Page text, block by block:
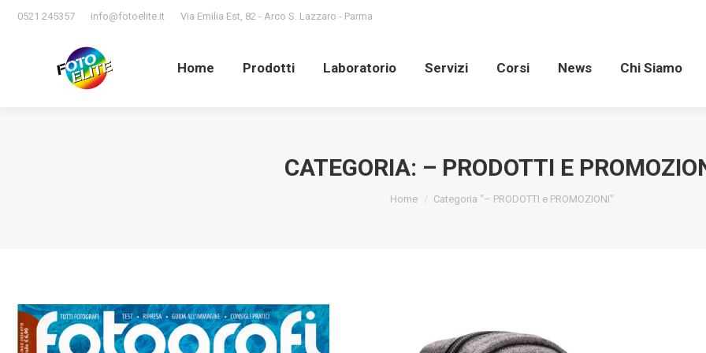
0521 245357 info@fotoelite.it Via Emilia Est, 82 - Arco S. Lazzaro - Parma
Home Prodotti Laboratorio Servizi Corsi News Chi Siamo
CATEGORIA: – PRODOTTI E
You are here:
Home Categoria "– PRODOTTI e PROMOZIONI"